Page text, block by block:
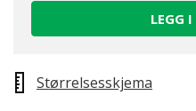
LEGG
Størrelsesskjema